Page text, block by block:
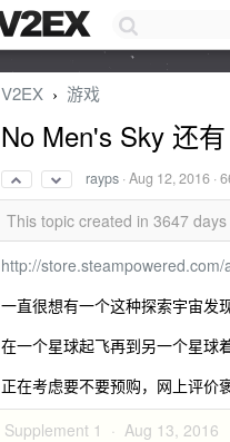
V2EX › 游戏
No Men's Sky 还
rayps ·Aug 12, 2016 ·
This topic created in 3647
http://
一直很想有一个这种探索宇宙发
在一个星球起飞再到另一个星球
正在考虑要不要预购，网上评价
Supplement 1 · Aug 13, 2016